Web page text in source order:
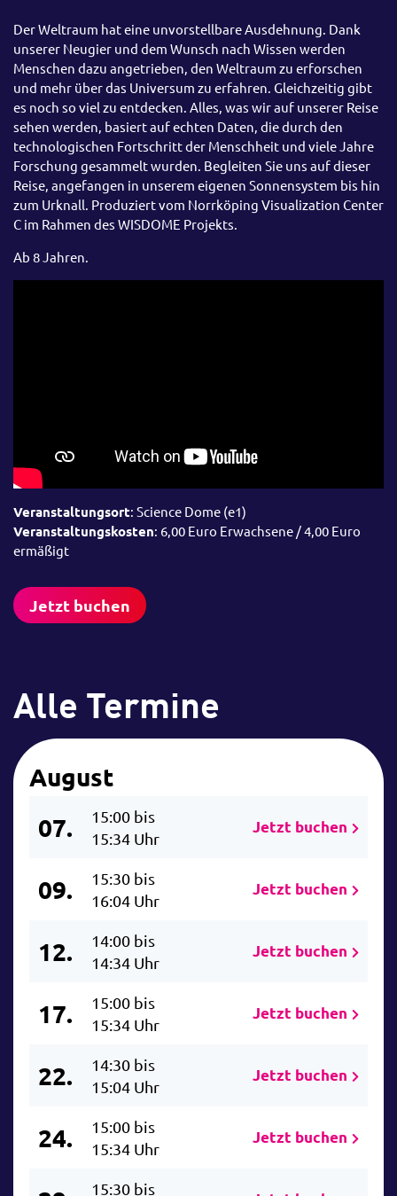
Der Weltraum hat eine unvorstellbare Ausdehnung. Dank
unserer Neugier und dem Wunsch nach Wissen werden
Menschen dazu angetrieben, den Weltraum zu erforschen
und mehr über das Universum zu erfahren. Gleichzeitig gibt
es noch so viel zu entdecken. Alles, was wir auf unserer Reise
sehen werden, basiert auf echten Daten, die durch den
technologischen Fortschritt der Menschheit und viele Jahre
Forschung gesammelt wurden. Begleiten Sie uns auf dieser
Reise, angefangen in unserem eigenen Sonnensystem bis hin
zum Urknall. Produziert vom Norrköping Visualization Center
C im Rahmen des WISDOME Projekts.
Ab 8 Jahren.
Veranstaltungsort: Science Dome (e1)
Veranstaltungskosten: 6,00 Euro Erwachsene / 4,00 Euro
ermäßigt
Jetzt buchen
Alle Termine
August
07.
15:00 bis
15:34 Uhr
Jetzt buchen
09.
15:30 bis
16:04 Uhr
Jetzt buchen
12.
14:00 bis
14:34 Uhr
Jetzt buchen
17.
15:00 bis
15:34 Uhr
Jetzt buchen
22.
14:30 bis
15:04 Uhr
Jetzt buchen
24.
15:00 bis
15:34 Uhr
Jetzt buchen
15:30 bis